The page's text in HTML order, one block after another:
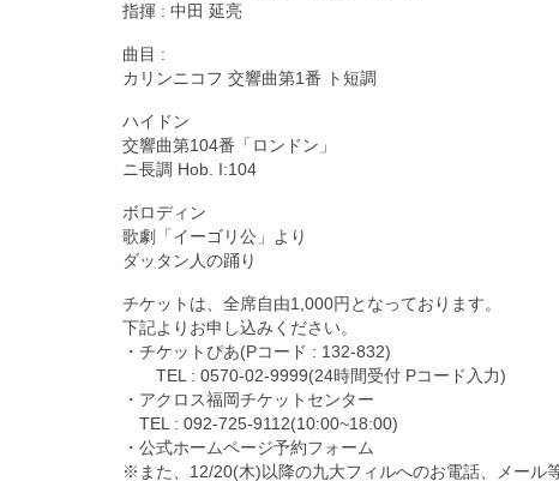
指揮 : 中田 延亮
曲目 :
カリンニコフ 交響曲第1番 ト短調
ハイドン
交響曲第104番「ロンドン」
ニ長調 Hob. I:104
ボロディン
歌劇「イーゴリ公」より
ダッタン人の踊り
チケットは、全席自由1,000円となっております。
下記よりお申し込みください。
・チケットぴあ(Pコード : 132-832)
TEL : 0570-02-9999(24時間受付 Pコード入力)
・アクロス福岡チケットセンター
TEL : 092-725-9112(10:00~18:00)
・公式ホームページ予約フォーム
※また、12/20(木)以降の九大フィルへのお電話、メール